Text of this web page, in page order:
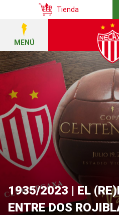
Tienda
MENÚ
1935/2023 | EL
ENTRE DOS